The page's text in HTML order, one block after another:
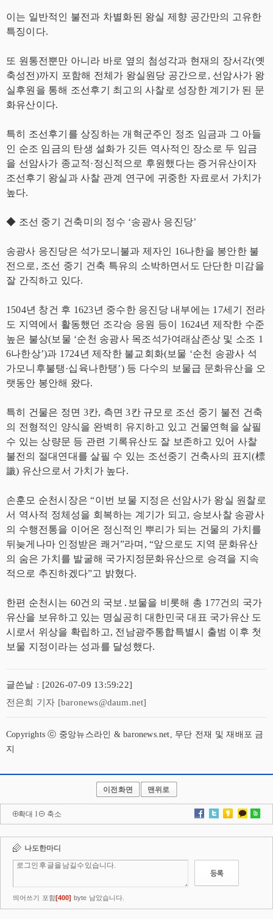
이는 일반적인 불전과 차별화된 왕실 제향 공간만의 고유한
특징이다.
또 원통전뿐만 아니라 바로 옆의 첨성각과 현재의 장서각(옛
축성전)까지 포함해 전체가 왕실원당 공간으로, 선암사가 왕
실후원을 통해 조선후기 최고의 사찰로 성장한 계기가 된 문
화유산이다.
특히 조선후기를 상징하는 개혁군주인 정조 임금과 그 아들
인 순조 임금의 탄생 설화가 깃든 역사적인 장소로 두 임금
을 선암사가 종교적·정신적으로 후원했다는 증거유산이자
조선후기 왕실과 사찰 관계 연구에 귀중한 자료로서 가치가
높다.
◆ 조선 중기 건축미의 정수 ‘송광사 응진당’
송광사 응진당은 석가모니불과 제자인 16나한을 봉안한 불
전으로, 조선 중기 건축 특유의 소박하면서도 단단한 미감을
잘 간직하고 있다.
1504년 창건 후 1623년 중수한 응진당 내부에는 17세기 전라
도 지역에서 활동했던 조각승 응원 등이 1624년 제작한 수준
높은 불상(보물 ‘순천 송광사 목조석가여래삼존상 및 소조 1
6나한상’)과 1724년 제작한 불교회화(보물 ‘순천 송광사 석
가모니후불탱·십육나한탱’) 등 다수의 보물급 문화유산을 오
랫동안 봉안해 왔다.
특히 건물은 정면 3칸, 측면 3칸 규모로 조선 중기 불전 건축
의 전형적인 양식을 완벽히 유지하고 있고 건물연혁을 살필
수 있는 상량문 등 관련 기록유산도 잘 보존하고 있어 사찰
불전의 절대연대를 살필 수 있는 조선중기 건축사의 표지(標
識) 유산으로서 가치가 높다.
손훈모 순천시장은 “이번 보물 지정은 선암사가 왕실 원찰로
서 역사적 정체성을 회복하는 계기가 되고, 승보사찰 송광사
의 수행전통을 이어온 정신적인 뿌리가 되는 건물의 가치를
뒤늦게나마 인정받은 쾌거”라며, “앞으로도 지역 문화유산
의 숨은 가치를 발굴해 국가지정문화유산으로 승격을 지속
적으로 추진하겠다”고 밝혔다.
한편 순천시는 60건의 국보․보물을 비롯해 총 177건의 국가
유산을 보유하고 있는 명실공히 대한민국 대표 국가유산 도
시로서 위상을 확립하고, 전남광주통합특별시 출범 이후 첫
보물 지정이라는 성과를 달성했다.
글쓴날 : [2026-07-09 13:59:22]
전은희 기자 [baronews@daum.net]
Copyrights ⓒ 중앙뉴스라인 & baronews.net, 무단 전재 및 재배포 금
지
이전화면 맨위로
확대 l 축소